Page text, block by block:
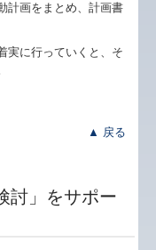
計画をまとめ、計画書
実に行っていくと、そ
▲ 戻る
討」をサポー